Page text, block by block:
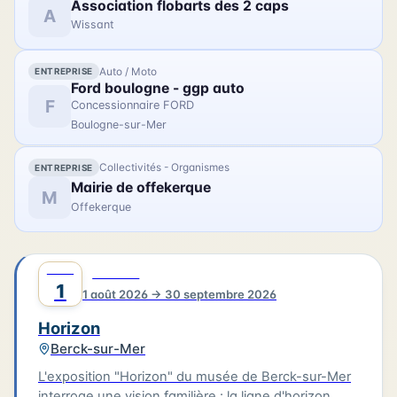
France, Béliard & Crighton. Le parcours se prolonge
avec des photographies contemporaines réalisées
lors de la restauration du trois-mâts Duchesse
Anne au chantier Damen.
A Association flobarts des 2 caps
Wissant
ENTREPRISE Auto / Moto
F
Ford boulogne - ggp auto
Concessionnaire FORD
Boulogne-sur-Mer
ENTREPRISE Collectivités - Organismes
M Mairie de offekerque
Offekerque
1 1 août 2026 → 30 septembre 2026
Horizon
Berck-sur-Mer
L'exposition "Horizon" du musée de Berck-sur-Mer